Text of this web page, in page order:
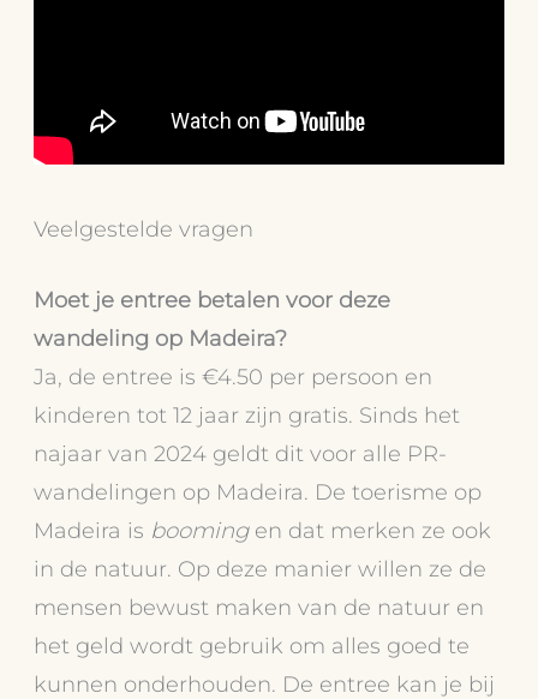
Veelgestelde vragen
Moet je entree betalen voor deze
wandeling op Madeira?
Ja, de entree is €4.50 per persoon en
kinderen tot 12 jaar zijn gratis. Sinds het
najaar van 2024 geldt dit voor alle PR-
wandelingen op Madeira. De toerisme op
Madeira is booming en dat merken ze ook
in de natuur. Op deze manier willen ze de
mensen bewust maken van de natuur en
het geld wordt gebruik om alles goed te
kunnen onderhouden. De entree kan je bij